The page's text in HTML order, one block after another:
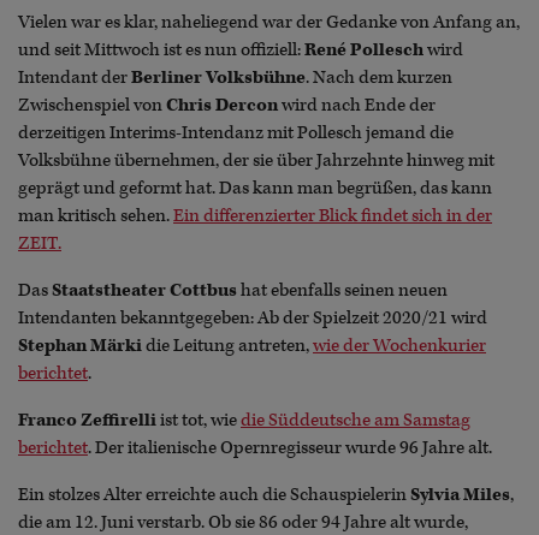
Vielen war es klar, naheliegend war der Gedanke von Anfang an,
und seit Mittwoch ist es nun offiziell:René Polleschwird
Intendant derBerliner Volksbühne. Nach dem kurzen
Zwischenspiel vonChris Derconwird nach Ende der
derzeitigen Interims-Intendanz mit Pollesch jemand die
Volksbühne übernehmen, der sie über Jahrzehnte hinweg mit
geprägt und geformt hat. Das kann man begrüßen, das kann
man kritisch sehen.Ein differenzierter Blick findet sich in der
ZEIT.
DasStaatstheater Cottbushat ebenfalls seinen neuen
Intendanten bekanntgegeben: Ab der Spielzeit 2020/21 wird
Stephan Märkidie Leitung antreten,wie der Wochenkurier
berichtet.
Franco Zeffirelliist tot, wiedie Süddeutsche am Samstag
berichtet. Der italienische Opernregisseur wurde 96 Jahre alt.
Ein stolzes Alter erreichte auch die SchauspielerinSylvia Miles,
die am 12. Juni verstarb. Ob sie 86 oder 94 Jahre alt wurde,